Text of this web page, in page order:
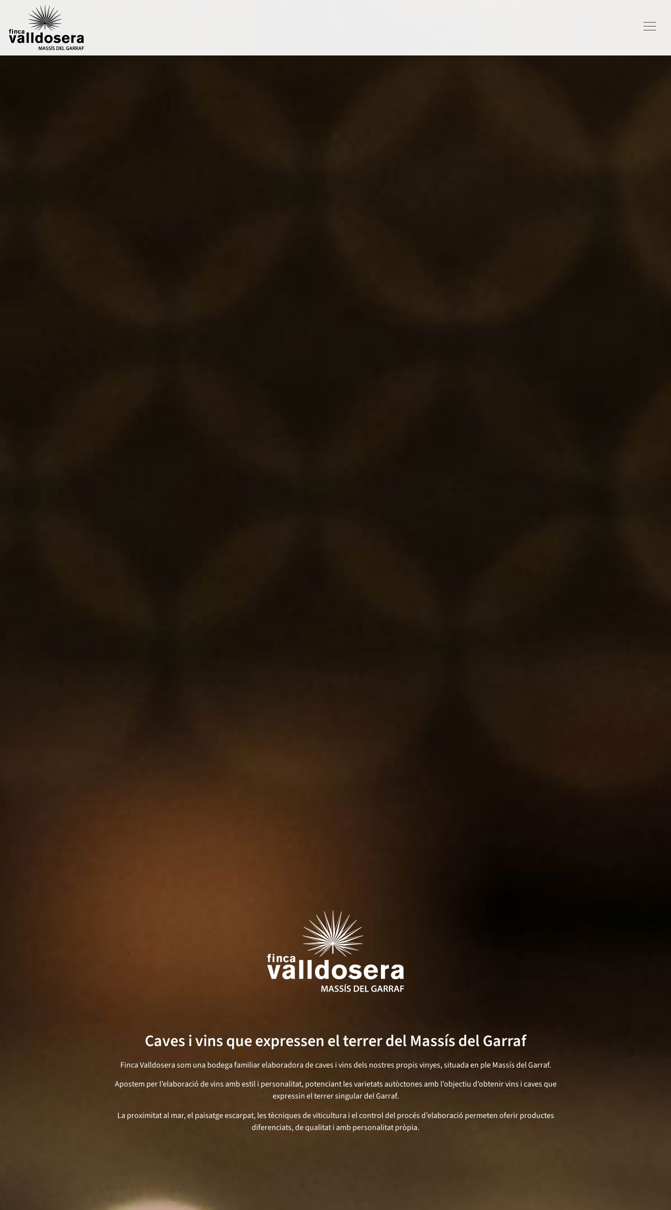
Caves i vins que expressen el terrer del Massís del Garraf
Finca Valldosera som una bodega familiar elaboradora de caves i vins dels nostres propis vinyes, situada en ple Massís del Garraf.
Apostem per l’elaboració de vins amb estil i personalitat, potenciant les varietats autòctones amb l’objectiu d’obtenir vins i caves que
expressin el terrer singular del Garraf.
La proximitat al mar, el paisatge escarpat, les tècniques de viticultura i el control del procés d’elaboració permeten oferir productes
diferenciats, de qualitat i amb personalitat pròpia.